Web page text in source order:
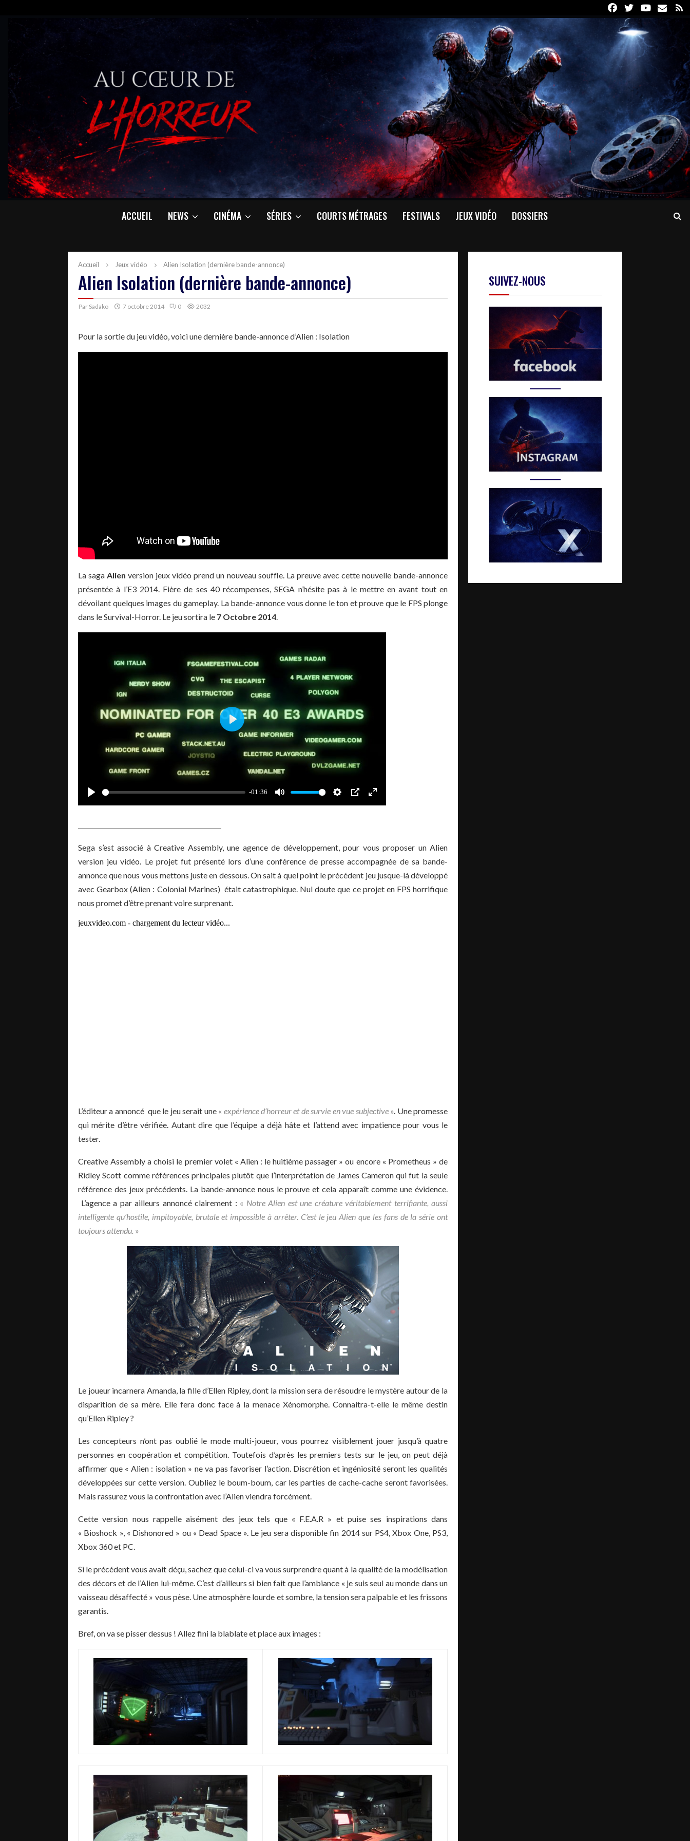
FacebookTwitterYoutube
Email
ACCUEIL NEWS CINÉMA SÉRIES COURTS MÉTRAGES FESTIVALS JEUX VIDÉO DOSSIERS
Accueil Jeux vidéo Alien Isolation (dernière bande-annonce)
Alien Isolation (dernière bande-annonce)
Par Sadako 7 octobre 2014 0 2032
Pour la sortie du jeu vidéo, voici une dernière bande-annonce d’Alien : Isolation
La sagaAlien version jeux vidéo prend un nouveau souffle. La preuve avec cette nouvelle bande-annonce
présentée à l’E3 2014. Fière de ses 40 récompenses, SEGA n’hésite pas à le mettre en avant tout en
dévoilant quelques images du gameplay. La bande-annonce vous donne le ton et prouve que le FPS plonge
dans le Survival-Horror. Le jeu sortira le 7 Octobre 2014.
Sega s’est associé à Creative Assembly, une agence de développement, pour vous proposer un Alien
version jeu vidéo. Le projet fut présenté lors d’une conférence de presse accompagnée de sa bande-
annonce que nous vous mettons juste en dessous. On sait à quel point le précédent jeu jusque-là développé
avec Gearbox (Alien : Colonial Marines) était catastrophique. Nul doute que ce projet en FPS horrifique
nous promet d’être prenant voire surprenant.
L’éditeur a annoncé que le jeu serait une « expérience d’horreur et de survie en vue subjective». Une promesse
qui mérite d’être vérifiée. Autant dire que l’équipe a déjà hâte et l’attend avec impatience pour vous le
tester.
Creative Assembly a choisi le premier volet « Alien : le huitième passager » ou encore « Prometheus » de
Ridley Scott comme références principales plutôt que l’interprétation de James Cameron qui fut la seule
référence des jeux précédents. La bande-annonce nous le prouve et cela apparaît comme une évidence.
L’agence a par ailleurs annoncé clairement : « Notre Alien est une créature véritablement terrifiante, aussi
intelligente qu’hostile, impitoyable, brutale et impossible à arrêter. C’est le jeu Alien que les fans de la série ont
toujours attendu. »
Le joueur incarnera Amanda, la fille d’Ellen Ripley, dont la mission sera de résoudre le mystère autour de la
disparition de sa mère. Elle fera donc face à la menace Xénomorphe. Connaitra-t-elle le même destin
qu’Ellen Ripley ?
Les concepteurs n’ont pas oublié le mode multi-joueur, vous pourrez visiblement jouer jusqu’à quatre
personnes en coopération et compétition. Toutefois d’après les premiers tests sur le jeu, on peut déjà
affirmer que « Alien : isolation » ne va pas favoriser l’action. Discrétion et ingéniosité seront les qualités
développées sur cette version. Oubliez le boum-boum, car les parties de cache-cache seront favorisées.
Mais rassurez vous la confrontation avec l’Alien viendra forcément.
Cette version nous rappelle aisément des jeux tels que « F.E.A.R » et puise ses inspirations dans
« Bioshock », « Dishonored » ou « Dead Space ». Le jeu sera disponible fin 2014 sur PS4, Xbox One, PS3,
Xbox 360 et PC.
Si le précédent vous avait déçu, sachez que celui-ci va vous surprendre quant à la qualité de la modélisation
des décors et de l’Alien lui-même. C’est d’ailleurs si bien fait que l’ambiance « je suis seul au monde dans un
vaisseau désaffecté » vous pèse. Une atmosphère lourde et sombre, la tension sera palpable et les frissons
garantis.
Bref, on va se pisser dessus ! Allez fini la blablate et place aux images :
SUIVEZ-NOUS